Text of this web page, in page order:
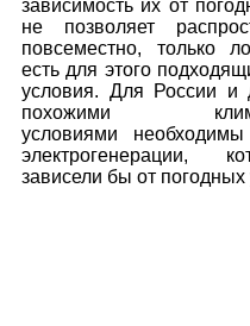
зависимость их от
не позволяет
повсеместно, только
есть для этого
условия. Для России и
похожими
условиями необходимы
электрогенерации,
зависели бы от погодных